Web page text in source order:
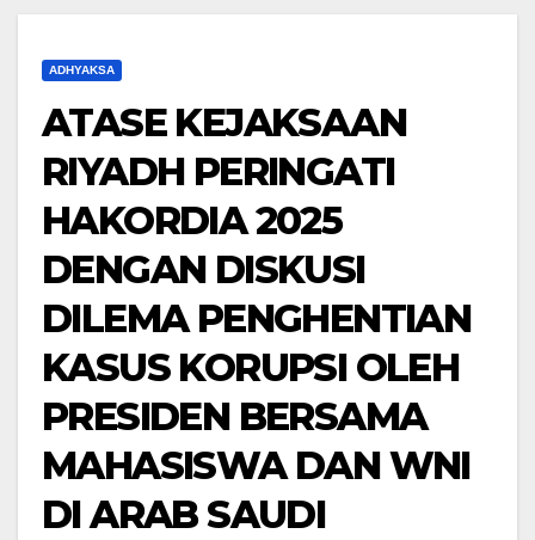
ADHYAKSA
ATASE KEJAKSAAN
RIYADH PERINGATI
HAKORDIA 2025
DENGAN DISKUSI
DILEMA PENGHENTIAN
KASUS KORUPSI OLEH
PRESIDEN BERSAMA
MAHASISWA DAN WNI
DI ARAB SAUDI